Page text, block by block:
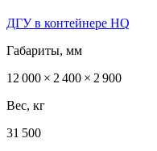
ДГУ в контейнере HQ
Габариты, мм
12 000 × 2 400 × 2 900
Вес, кг
31 500